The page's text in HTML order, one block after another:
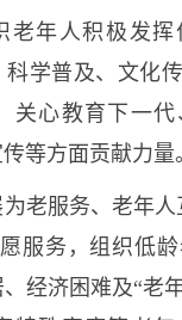
老年人积极发
学普及、文化
关心教育下一
等方面贡献力量
为老服务、老年
服务，组织低
经济困难及“老